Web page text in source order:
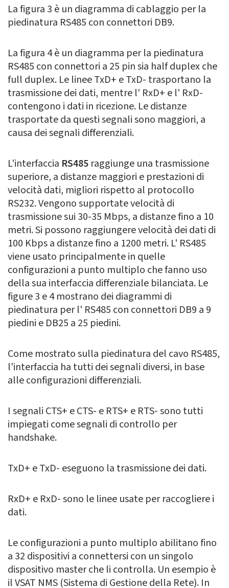
La figura 3 è un diagramma di cablaggio per la
piedinatura RS485 con connettori DB9.
La figura 4 è un diagramma per la piedinatura
RS485 con connettori a 25 pin sia half duplex che
full duplex. Le linee TxD+ e TxD- trasportano la
trasmissione dei dati, mentre l' RxD+ e l' RxD-
contengono i dati in ricezione. Le distanze
trasportate da questi segnali sono maggiori, a
causa dei segnali differenziali.
L'interfaccia RS485 raggiunge una trasmissione
superiore, a distanze maggiori e prestazioni di
velocità dati, migliori rispetto al protocollo
RS232. Vengono supportate velocità di
trasmissione sui 30-35 Mbps, a distanze fino a 10
metri. Si possono raggiungere velocità dei dati di
100 Kbps a distanze fino a 1200 metri. L' RS485
viene usato principalmente in quelle
configurazioni a punto multiplo che fanno uso
della sua interfaccia differenziale bilanciata. Le
figure 3 e 4 mostrano dei diagrammi di
piedinatura per l' RS485 con connettori DB9 a 9
piedini e DB25 a 25 piedini.
Come mostrato sulla piedinatura del cavo RS485,
l'interfaccia ha tutti dei segnali diversi, in base
alle configurazioni differenziali.
I segnali CTS+ e CTS- e RTS+ e RTS- sono tutti
impiegati come segnali di controllo per
handshake.
TxD+ e TxD- eseguono la trasmissione dei dati.
RxD+ e RxD- sono le linee usate per raccogliere i
dati.
Le configurazioni a punto multiplo abilitano fino
a 32 dispositivi a connettersi con un singolo
dispositivo master che li controlla. Un esempio è
il VSAT NMS (Sistema di Gestione della Rete). In